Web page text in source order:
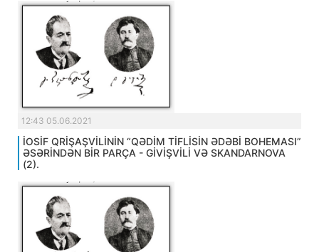
12:43 05.06.2021
İOSİF QRİŞAŞVİLİNİN “QƏDİM TİFLİSİN ƏDƏBİ BOHEMASI”
ƏSƏRİNDƏN BİR PARÇA - GİVİŞVİLİ VƏ SKANDARNOVA
(2).